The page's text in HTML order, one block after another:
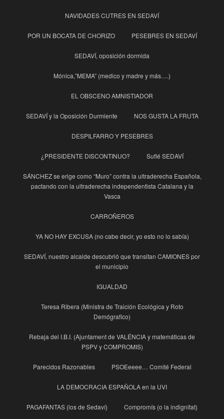
NAVIDADES CUTRES EN SEDAVÍ
POR UN BOCATA DE CHORIZO PESEBRES EN SEDAVÍ
SEDAVÍ, oposición dormida
Mónica,”MEMA” (medico y madre y más….)
EL OBSCENO AMNISTIADOR
SEDAVÍ y la Oposición Durmiente NOS GUSTA LA FRUTA
DESPILFARRO Y PESEBRES
¿PRESIDENTE DISCONTINUO? Suflé SEDAVÍ
SÁNCHEZ se erige como “Muro” contra la ultraderecha Española,
pactando con la ultraderecha independentista Catalana y la
Vasca
CARROÑEROS
YA NO HAY EXCUSA (no cabe decir, yo esto no lo sabía)
SEDAVÍ, nuestro alcalde descubrió que transitan CAMIONES por
el municipio
IGUALDAD
Teresa Ribera (Ministra de Traición Ecológica y Roto
Demógrafico)
Rebaja del I.B.I. (Ajuntament de VALÉNCIA y matemáticas de
PSPV y COMPROMIS)
Parecidos Razonables PSOEeeee… Comité Federal
LA DEMOCRACIA ESPAÑOLA en la UVI
PAGAFANTAS (los de Sedaví) Compromís (o la indignitat)